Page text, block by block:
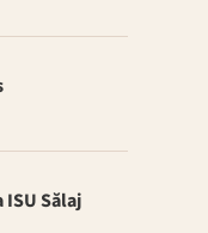
Sălaj